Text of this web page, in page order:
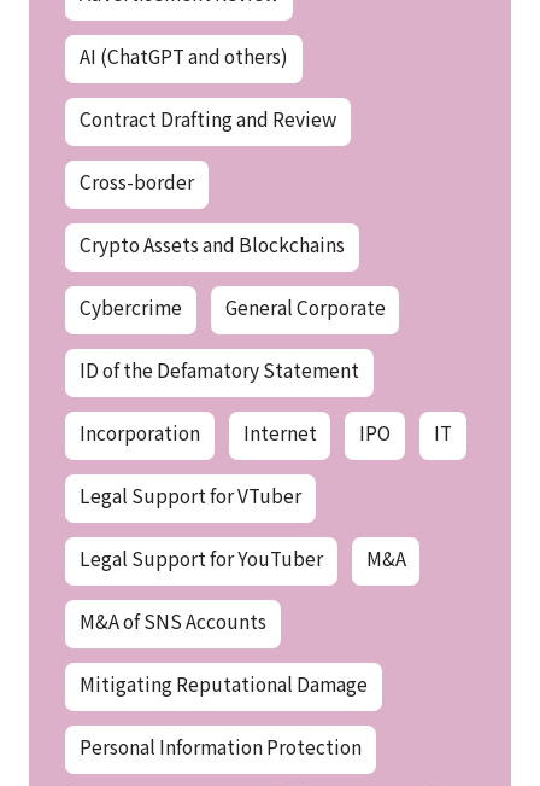
AI (ChatGPT and others)
Contract Drafting and Review
Cross-border
Crypto Assets and Blockchains
Cybercrime General Corporate
ID of the Defamatory Statement
Incorporation Internet IPO IT
Legal Support for VTuber
Legal Support for YouTuber M&A
M&A of SNS Accounts
Mitigating Reputational Damage
Personal Information Protection